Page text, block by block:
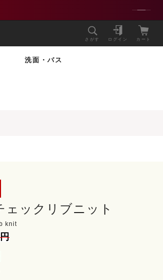
さがす ログイン カート
洗面・バス
ェックリブニット
knit